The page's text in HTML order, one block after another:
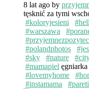
8 lat ago by
tęsknić za tymi
#koloryjesieni
#warszawa
#polandphotos
#sky
#nature
#mamapiel ęgniarka
#lovemyhome
#instamama